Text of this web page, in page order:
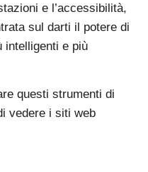
e l’accessibilità,
sul darti il potere di
intelligenti e più
questi strumenti di
vedere i siti web